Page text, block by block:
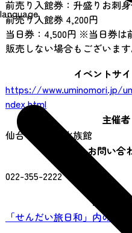
language
前売り入館券：升盛りお刺
前売り入館券 4,200円
当日券：4,500円 ※当日券は
販売しない場合もございま
イベントサ
https://www.uminomori.jp/
ndex.html
主催者
仙台うみの杜水族館
お問い合
022-355-2222
関連リン
「せんだい旅日和」内の施